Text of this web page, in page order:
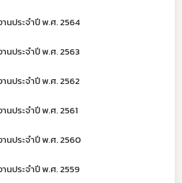
นประจำปี พ.ศ. 2564
นประจำปี พ.ศ. 2563
นประจำปี พ.ศ. 2562
นประจำปี พ.ศ. 2561
านประจำปี พ.ศ. 2560
นประจำปี พ.ศ. 2559